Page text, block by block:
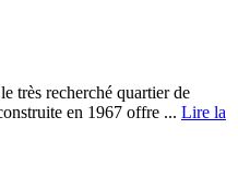
très recherché quartier de
en 1967 offre ... Lire la